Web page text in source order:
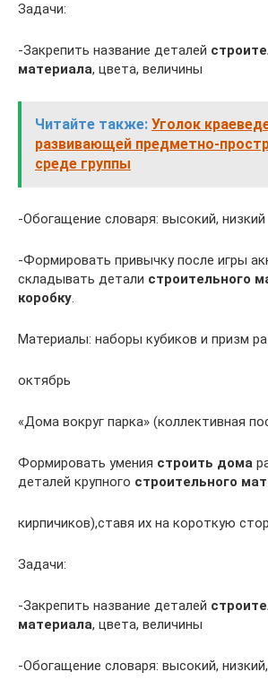
Задачи:
-Закрепить название деталей
материала, цвета, величины
Читайте также: Уголок
развивающей предметно-
среде группы
-Обогащение словаря: высокий, низкий
-Формировать привычку после игры
складывать детали строительного
коробку.
Материалы: наборы кубиков и призм
октябрь
«Дома вокруг парка» (коллективная
Формировать умения строить дома
деталей крупного строительного
кирпичиков),ставя их на короткую
Задачи:
-Закрепить название деталей
материала, цвета, величины
-Обогащение словаря: высокий, низкий,